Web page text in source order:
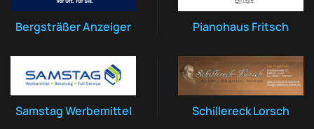
Bergsträßer Anzeiger Pianohaus Fritsch
Samstag Werbemittel Schillereck Lorsch